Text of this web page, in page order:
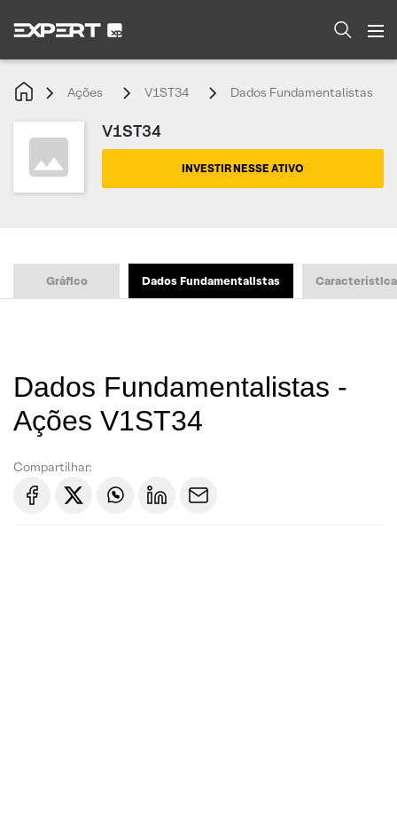
Ações V1ST34 Dados Fundamentalistas
V1ST34
INVESTIR NESSE ATIVO
Gráfico Dados Fundamentalistas
Dados Fundamentalistas -
Ações V1ST34
Compartilhar: